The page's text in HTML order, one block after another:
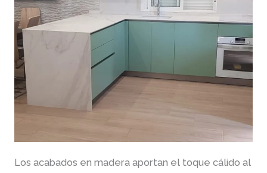
Los acabados en madera aportan el toque cálido al